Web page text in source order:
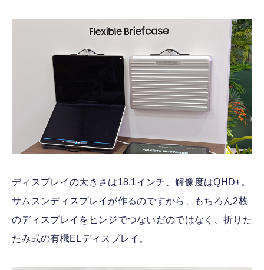
ディスプレイの大きさは18.1インチ、解像度はQHD+。
サムスンディスプレイが作るのですから、もちろん2枚
のディスプレイをヒンジでつないだのではなく、折りた
たみ式の有機ELディスプレイ。